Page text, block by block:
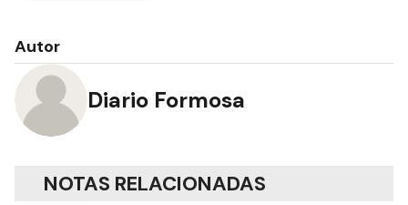
Autor
Diario Formosa
NOTAS RELACIONADAS